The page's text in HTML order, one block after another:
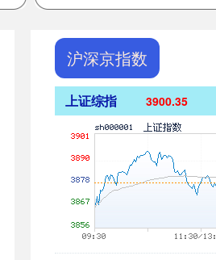
沪深京指数
上证综指 3900.35